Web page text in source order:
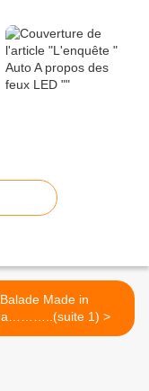
Balade Made in
china………..(suite 1) >